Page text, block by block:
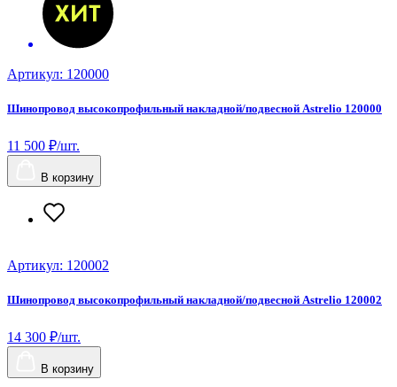
Артикул: 120000
Шинопровод высокопрофильный накладной/подвесной Astrelio 120000
11 500 ₽/шт.
В корзину
Артикул: 120002
Шинопровод высокопрофильный накладной/подвесной Astrelio 120002
14 300 ₽/шт.
В корзину